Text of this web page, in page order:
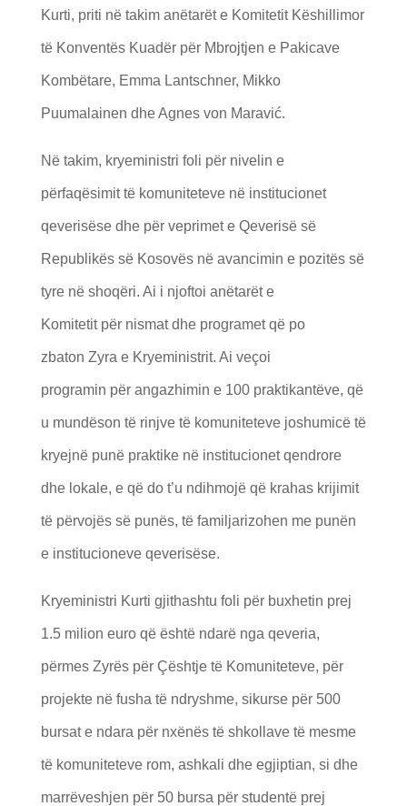
Kurti, priti në takim anëtarët e Komitetit Këshillimor
të Konventës Kuadër për Mbrojtjen e Pakicave
Kombëtare, Emma Lantschner, Mikko
Puumalainen dhe Agnes von Maravić.
Në takim, kryeministri foli për nivelin e
përfaqësimit të komuniteteve në institucionet
qeverisëse dhe për veprimet e Qeverisë së
Republikës së Kosovës në avancimin e pozitës së
tyre në shoqëri. Ai i njoftoi anëtarët e
Komitetit për nismat dhe programet që po
zbaton Zyra e Kryeministrit. Ai veçoi
programin për angazhimin e 100 praktikantëve, që
u mundëson të rinjve të komuniteteve joshumicë të
kryejnë punë praktike në institucionet qendrore
dhe lokale, e që do t’u ndihmojë që krahas krijimit
të përvojës së punës, të familjarizohen me punën
e institucioneve qeverisëse.
Kryeministri Kurti gjithashtu foli për buxhetin prej
1.5 milion euro që është ndarë nga qeveria,
përmes Zyrës për Çështje të Komuniteteve, për
projekte në fusha të ndryshme, sikurse për 500
bursat e ndara për nxënës të shkollave të mesme
të komuniteteve rom, ashkali dhe egjiptian, si dhe
marrëveshjen për 50 bursa për studentë prej